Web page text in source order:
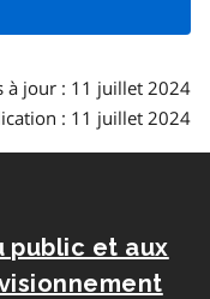
à jour : 11 juillet 2024
: 11 juillet 2024
public et aux